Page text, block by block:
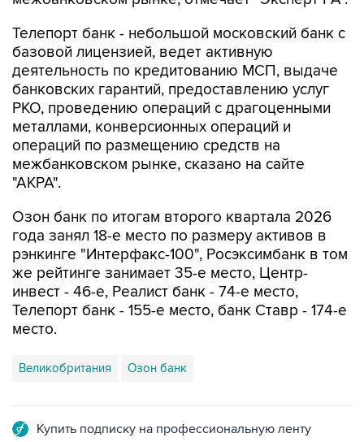
Телепорт банк - небольшой московский банк с
базовой лицензией, ведет активную
деятельность по кредитованию МСП, выдаче
банковских гарантий, предоставлению услуг
РКО, проведению операций с драгоценными
металлами, конверсионных операций и
операций по размещению средств на
межбанковском рынке, сказано на сайте
"АКРА".
Озон банк по итогам второго квартала 2026
года занял 18-е место по размеру активов в
рэнкинге "Интерфакс-100", Росэксимбанк в том
же рейтинге занимает 35-е место, Центр-
инвест - 46-е, Реалист банк - 74-е место,
Телепорт банк - 155-е место, банк Ставр - 174-е
место.
Великобритания Озон банк
Купить подписку на профессиональную ленту